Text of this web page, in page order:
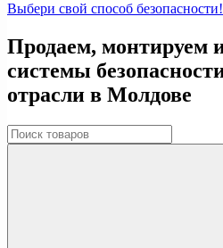
Выбери свой способ безопасности!
Продаем, монтируем
системы
отрасли в Молдове